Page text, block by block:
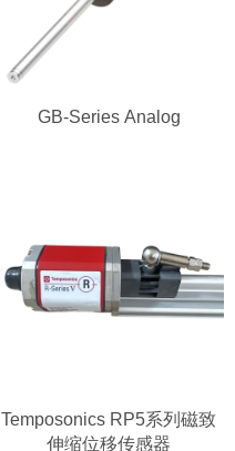
GB-Series Analog
Temposonics RP5系列磁致
伸缩位移传感器